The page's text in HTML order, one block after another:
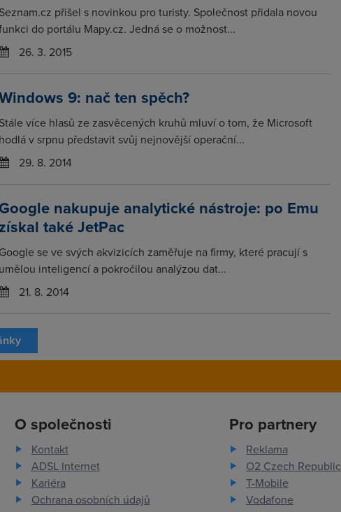
Seznam.cz přišel s novinkou pro turisty. Společnost přidala novou
do portálu Mapy.cz. Jedná se o možnost...
26. 3. 2015
9: nač ten spěch?
Stále více hlasů ze zasvěcených kruhů mluví o tom, že Microsoft
hodlá v srpnu představit svůj nejnovější operační...
29. 8. 2014
nakupuje analytické nástroje: po Emu
získal také JetPac
Google se ve svých akvizicích zaměřuje na firmy, které pracují s
umělou inteligencí a pokročilou analýzou dat...
21. 8. 2014
O společnosti
Kontakt
ADSL Internet
Kariéra
Ochrana osobních údajů
Pro partnery
Reklama
O2 Czech Republic
T-Mobile
Vodafone